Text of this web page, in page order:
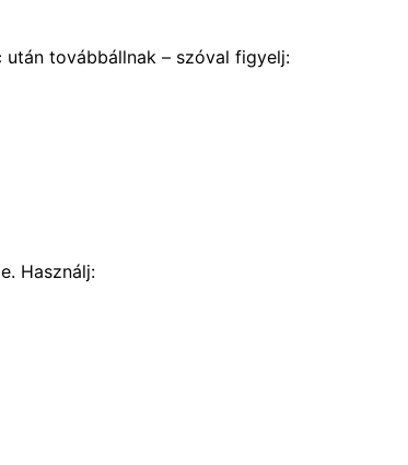
továbbállnak – szóval figyelj:
Használj: